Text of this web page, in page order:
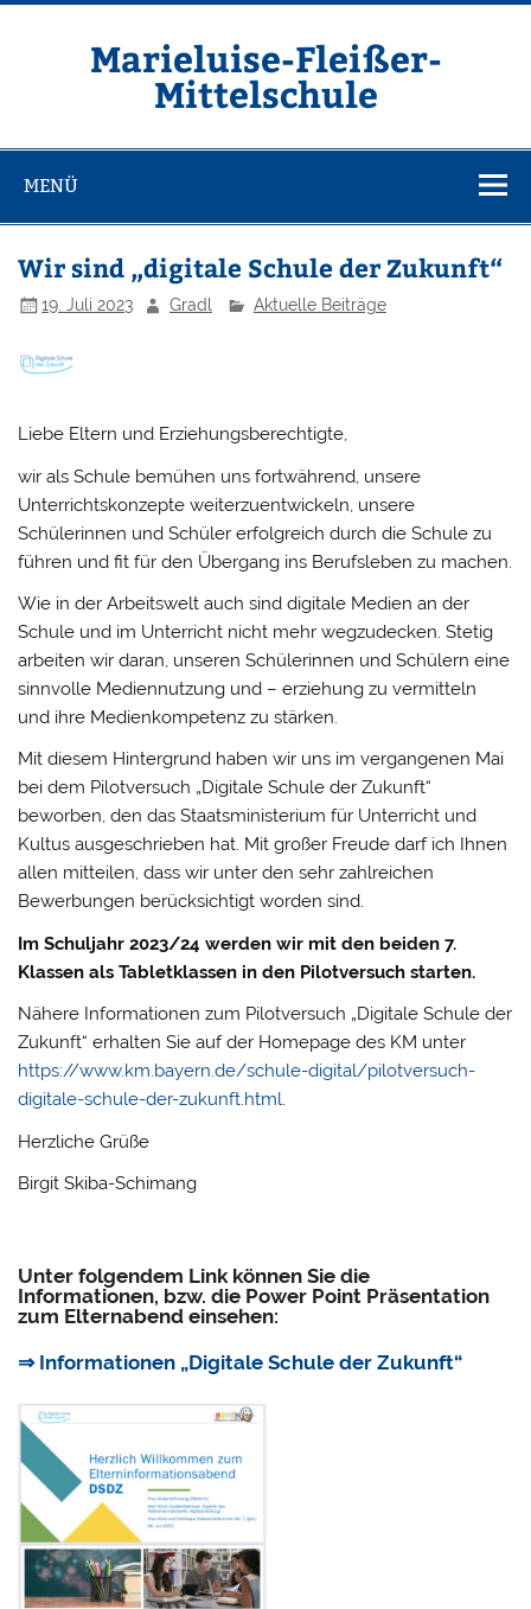
Zum
Marieluise-Fleißer-
Mittelschule
MENÜ
Wir sind „digitale Schule der Zukunft“
19. Juli 2023 Gradl Aktuelle Beiträge
Liebe Eltern und Erziehungsberechtigte,
wir als Schule bemühen uns fortwährend, unsere
Unterrichtskonzepte weiterzuentwickeln, unsere
Schülerinnen und Schüler erfolgreich durch die Schule zu
führen und fit für den Übergang ins Berufsleben zu machen.
Wie in der Arbeitswelt auch sind digitale Medien an der
Schule und im Unterricht nicht mehr wegzudecken. Stetig
arbeiten wir daran, unseren Schülerinnen und Schülern eine
sinnvolle Mediennutzung und – erziehung zu vermitteln
und ihre Medienkompetenz zu stärken.
Mit diesem Hintergrund haben wir uns im vergangenen Mai
bei dem Pilotversuch „Digitale Schule der Zukunft“
beworben, den das Staatsministerium für Unterricht und
Kultus ausgeschrieben hat. Mit großer Freude darf ich Ihnen
allen mitteilen, dass wir unter den sehr zahlreichen
Bewerbungen berücksichtigt worden sind.
Im Schuljahr 2023/24 werden wir mit den beiden 7.
Klassen als Tabletklassen in den Pilotversuch starten.
Nähere Informationen zum Pilotversuch „Digitale Schule der
Zukunft“ erhalten Sie auf der Homepage des KM unter
https://www.km.bayern.de/schule-digital/pilotversuch-
digitale-schule-der-zukunft.html.
Herzliche Grüße
Birgit Skiba-Schimang
Unter folgendem Link können Sie die
Informationen, bzw. die Power Point Präsentation
zum Elternabend einsehen:
⇒ Informationen „Digitale Schule der Zukunft“